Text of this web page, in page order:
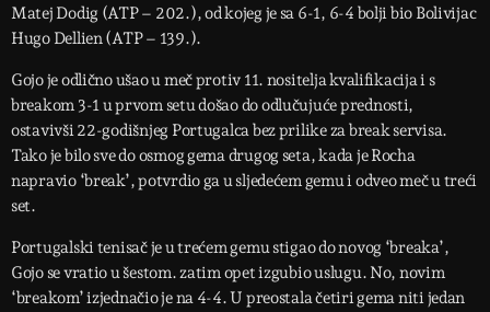
Matej Dodig (ATP – 202.), od kojeg je sa 6-1, 6-4 bolji bio Bolivijac
Hugo Dellien (ATP – 139.).
Gojo je odlično ušao u meč protiv 11. nositelja kvalifikacija i s
breakom 3-1 u prvom setu došao do odlučujuće prednosti,
ostavivši 22-godišnjeg Portugalca bez prilike za break servisa.
Tako je bilo sve do osmog gema drugog seta, kada je Rocha
napravio ‘break’, potvrdio ga u sljedećem gemu i odveo meč u treći
set.
Portugalski tenisač je u trećem gemu stigao do novog ‘breaka’,
Gojo se vratio u šestom. zatim opet izgubio uslugu. No, novim
‘breakom’ izjednačio je na 4-4. U preostala četiri gema niti jedan